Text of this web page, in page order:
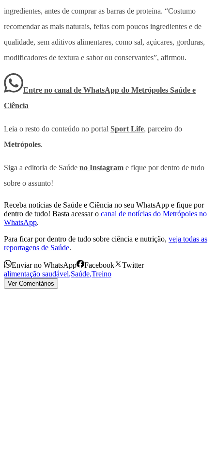
ingredientes, antes de comprar as barras de proteína. “Costumo
recomendar as mais naturais, feitas com poucos ingredientes e de
qualidade, sem aditivos alimentares, como sal, açúcares, gorduras,
modificadores de textura e sabor ou conservantes”, afirmou.
Entre no canal de WhatsApp do Metrópoles Saúde e
Ciência
Leia o resto do conteúdo no portal Sport Life, parceiro do
Metrópoles.
Siga a editoria de Saúde no Instagram e fique por dentro de tudo
sobre o assunto!
Receba notícias de Saúde e Ciência no seu WhatsApp e fique por
dentro de tudo! Basta acessar o canal de notícias do Metrópoles no
WhatsApp.
Para ficar por dentro de tudo sobre ciência e nutrição, veja todas as
reportagens de Saúde.
Enviar no WhatsApp Facebook
Twitter
alimentação saudável,Saúde,Treino
Ver Comentários